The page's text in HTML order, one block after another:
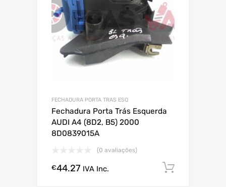
FECHADURA PORTA TRAS ESQ
Fechadura Porta Trás Esquerda
AUDI A4 (8D2, B5) 2000
8D0839015A
(0 avaliações)
€44.27 IVA Inc.